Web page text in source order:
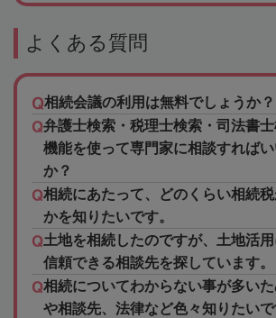
よくある質問
相続会議の利用は無料でしょうか？
弁護士検索・税理士検索・司法書
機能を使って専門家に相談すれば
か？
相続にあたって、どのくらい相続
かを知りたいです。
土地を相続したのですが、土地活
信頼できる相談先を探しています。
相続についてわからない事が多い
や相談先、法律など色々知りたいで